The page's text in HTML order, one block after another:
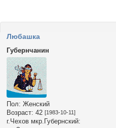
Любашка
Губернчанин
Пол: Женский
Возраст: 42 [1983-10-11]
г.Чехов мкр.Губернский: